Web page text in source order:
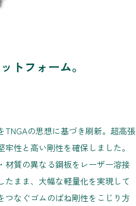
トフォーム。
の思想に基づき刷新。超高張
性と高い剛性を確保しました。
材質の異なる鋼板をレーザー溶接
たまま、大幅な軽量化を実現して
つなぐゴムのばね剛性をこじり方